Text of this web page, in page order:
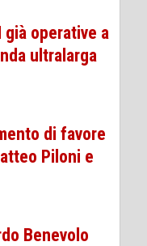
già operative a
ultralarga
di favore
Piloni e
Benevolo